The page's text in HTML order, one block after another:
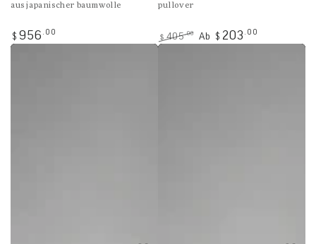
aus japanischer baumwolle
Regulärer
Preis
$ 956 .00
pullover
Regulärer
$ 405.00 Ab $ 203 .00